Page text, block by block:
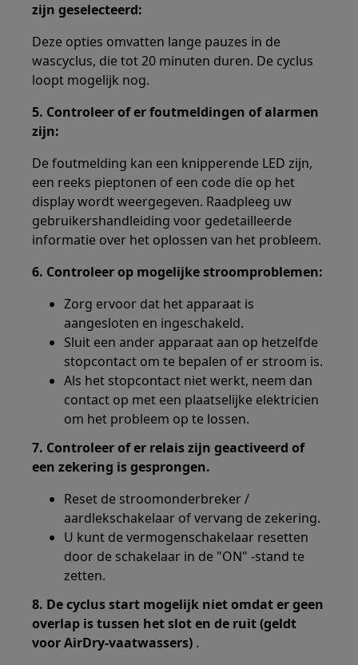
zijn geselecteerd:
Deze opties omvatten lange pauzes in de
wascyclus, die tot 20 minuten duren. De cyclus
loopt mogelijk nog.
5. Controleer of er foutmeldingen of alarmen
zijn:
De foutmelding kan een knipperende LED zijn,
een reeks pieptonen of een code die op het
display wordt weergegeven. Raadpleeg uw
gebruikershandleiding voor gedetailleerde
informatie over het oplossen van het probleem.
6. Controleer op mogelijke stroomproblemen:
Zorg ervoor dat het apparaat is
aangesloten en ingeschakeld.
Sluit een ander apparaat aan op hetzelfde
stopcontact om te bepalen of er stroom is.
Als het stopcontact niet werkt, neem dan
contact op met een plaatselijke elektricien
om het probleem op te lossen.
7. Controleer of er relais zijn geactiveerd of
een zekering is gesprongen.
Reset de stroomonderbreker /
aardlekschakelaar of vervang de zekering.
U kunt de vermogenschakelaar resetten
door de schakelaar in de "ON" -stand te
zetten.
8. De cyclus start mogelijk niet omdat er geen
overlap is tussen het slot en de ruit (geldt
voor AirDry-vaatwassers) .